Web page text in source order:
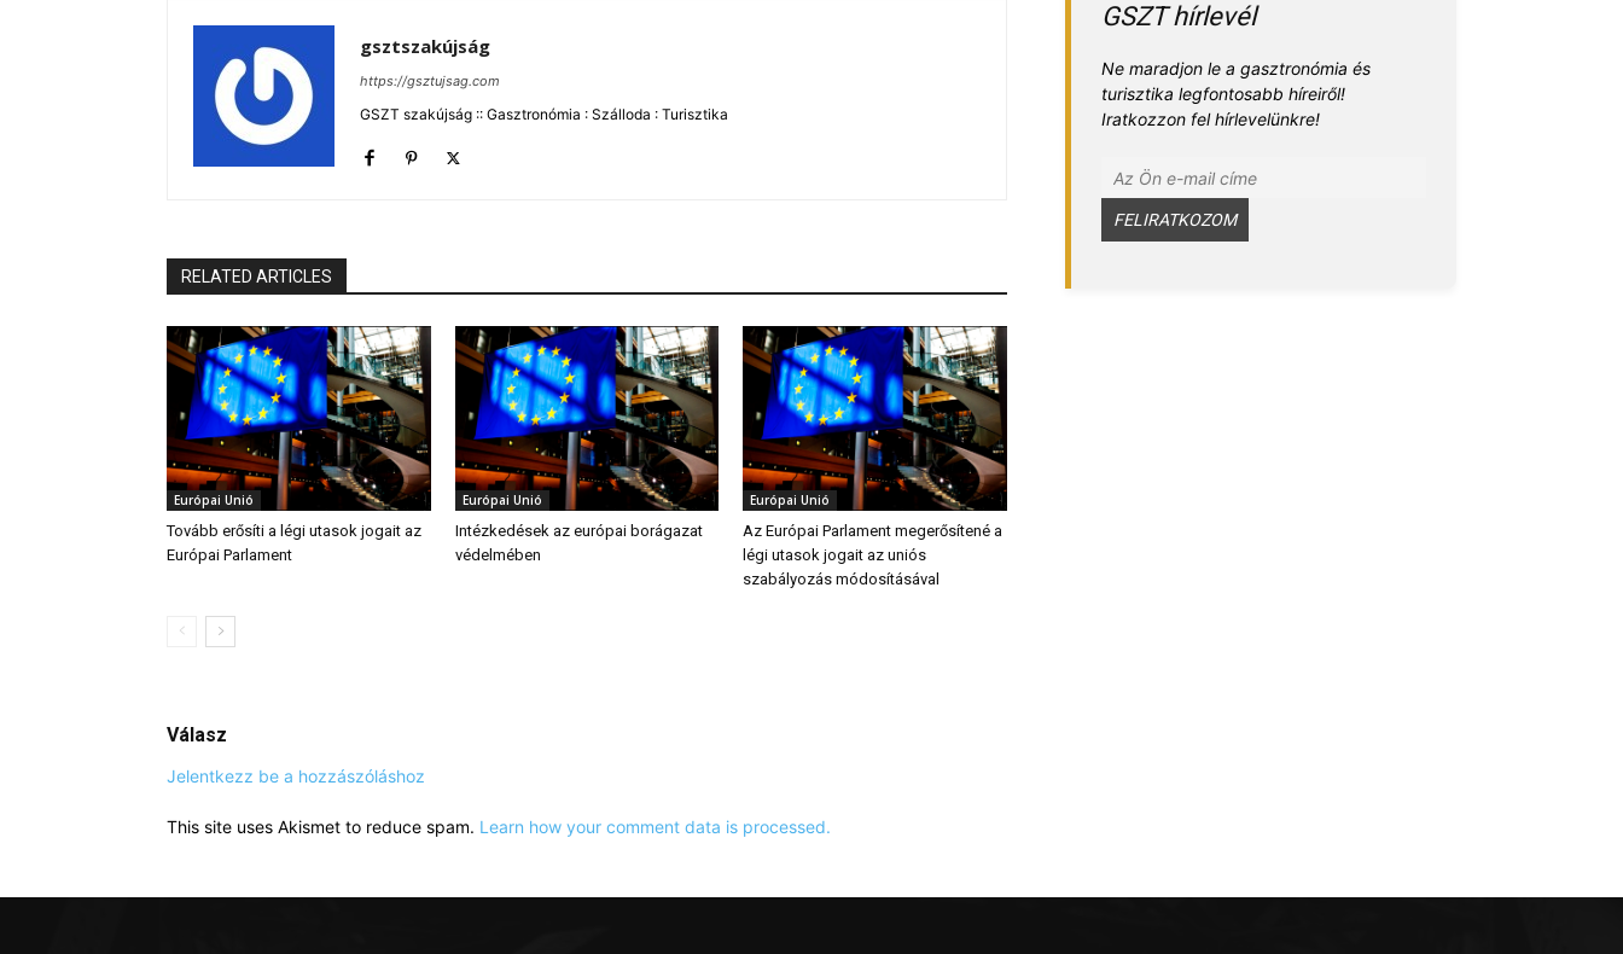
gsztszakújság
https://gsztujsag.com
GSZT szakújság :: Gasztronómia : Szálloda : Turisztika
RELATED ARTICLES
Európai Unió
Tovább erősíti a légi utasok jogait az
Európai Parlament
Európai Unió
Intézkedések az európai borágazat
védelmében
Európai Unió
Az Európai Parlament megerősítené a
légi utasok jogait az uniós
szabályozás módosításával
Válasz
Jelentkezz be a hozzászóláshoz
This site uses Akismet to reduce spam. Learn how your comment data is processed.
GSZT hírlevél
Ne maradjon le a gasztronómia és
turisztika legfontosabb híreiről!
Iratkozzon fel hírlevelünkre!